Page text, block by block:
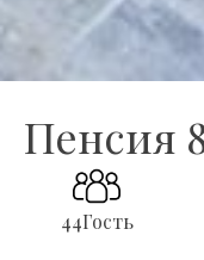
Пенсия
44Гость